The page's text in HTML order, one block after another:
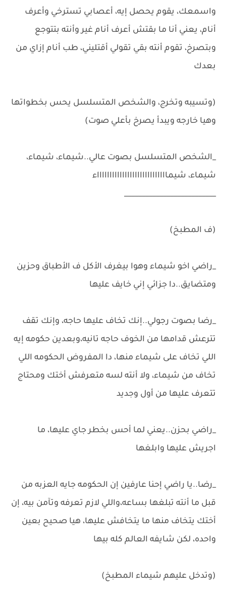
واسمعك، يقوم يحصل إيه، أعصابي تسترخي وأعرف
أنام، يعني أنا ما بقتش أعرف أنام غير وأنته بتتوجع
وبتصرخ، تقوم أنته بقي تقولي أقتليني، طب أنام إزاي من
بعدك
(وتسيبه وتخرج، والشخص المتسلسل يحس بخطواتها
وهيا خارجه ويبدأ يصرخ بأعلي صوت)
_الشخص المتسلسل بصوت عالي..شيماء، شيماء،
شيماء، شيمااااااااااااااااااااااااااااء
__________________________
(ف المطبخ)
_راضي اخو شيماء وهوا بيغرف الأكل ف الأطباق وحزين
ومتضايق..دا جزائي إني خايف عليها
_رضا بصوت رجولي..إنك تخاف عليها حاجه، وإنك تقف
تترعش قدامها من الخوف حاجه تانيه،وبعدين حكومه إيه
اللي تخاف على شيماء منها، دا المفروض الحكومه اللي
تخاف من شيماء، ولا أنته لسه متعرفش أختك ومحتاج
تتعرف عليها من أول وجديد
_راضي بحزن..يعني لما أحس بخطر جاي عليها، ما
اجريش عليها وابلغها
_رضا..يا راضي إحنا عارفين إن الحكومه جايه العزبه من
قبل ما أنته تبلغها بساعه،واللي لازم تعرفه وتآمن بيه، إن
أختك يتخاف منها ما يتخافش عليها، هيا صحيح بعين
واحده، لكن شايفه العالم كله بيها
(وتدخل عليهم شيماء المطبخ)